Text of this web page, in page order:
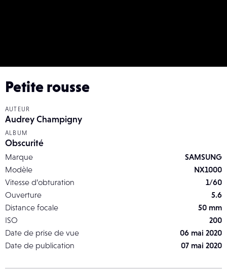
Petite rousse
AUTEUR
Audrey Champigny
ALBUM
Obscurité
Marque
SAMSUNG
Modèle
NX1000
Vitesse d’obturation
1/60
Ouverture
5.6
Distance focale
50 mm
ISO
200
Date de prise de vue
06 mai 2020
Date de publication
07 mai 2020